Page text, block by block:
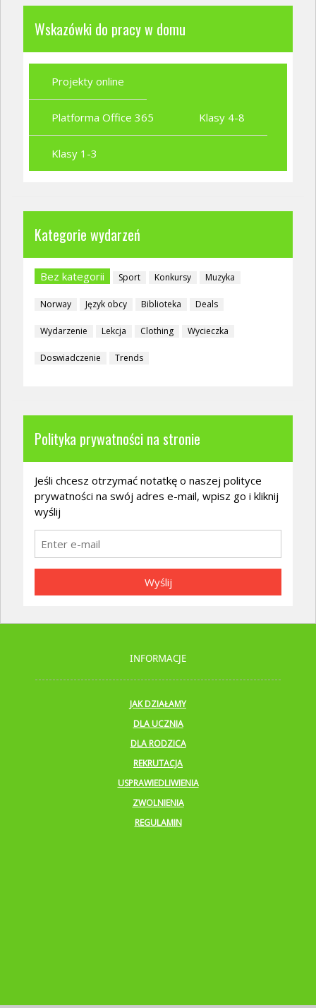
Wskazówki do pracy w domu
Projekty online
Platforma Office 365 Klasy 4-8
Klasy 1-3
Kategorie wydarzeń
Bez kategorii Sport Konkursy Muzyka
Norway Język obcy Biblioteka Deals
Wydarzenie Lekcja Clothing Wycieczka
Doswiadczenie Trends
Polityka prywatności na stronie
Jeśli chcesz otrzymać notatkę o naszej polityce
prywatności na swój adres e-mail, wpisz go i kliknij
wyślij
Wyślij
INFORMACJE
JAK DZIAŁAMY
DLA UCZNIA
DLA RODZICA
REKRUTACJA
USPRAWIEDLIWIENIA
ZWOLNIENIA
REGULAMIN